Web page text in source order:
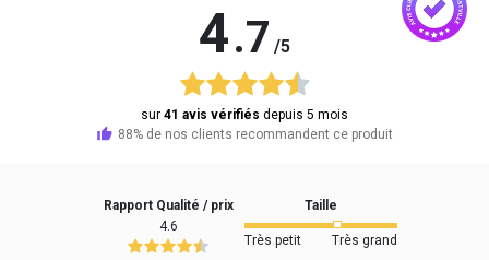
4.7 /5
sur 41 avis vérifiés depuis 5 mois
88% de nos clients recommandent ce produit
Rapport Qualité / prix
4.6
Taille
Très petit Très grand